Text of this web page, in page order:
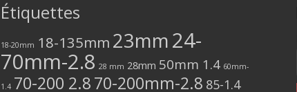
Étiquettes
18-20mm 18-135mm 23mm24-
70mm-2.8 28 mm 28mm 50mm 1.4 60mm-
1.4 70-200 2.870-200mm-2.8 85-1.4